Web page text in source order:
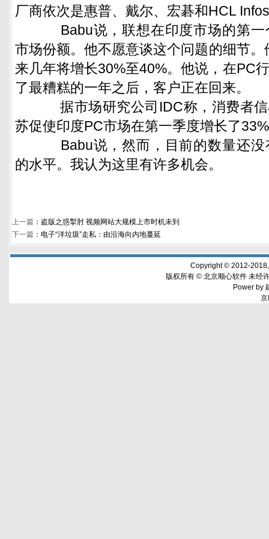
厂商依次是惠普、戴尔、宏碁和HCL
Babu说，联想在印度市场的第一
市场份额。他不愿意谈这个问题的细节
来几年将增长30%至40%。他说，在PC
了最糟糕的一年之后，客户正在回来。
据市场研究公司IDC称，消费者信
苏促使印度PC市场在第一季度增长了
Babu说，然而，目前的数量还没
的水平。我认为这里有许多机会。
上一篇 ： 盗版之惑掣肘 视频网站大规模上市时机未到
下一篇 ： 电子“洋垃圾”走私：由沿海向内地蔓延
Copyright © 2012-
版权所有 © 北京顺心软件 未经
Power by